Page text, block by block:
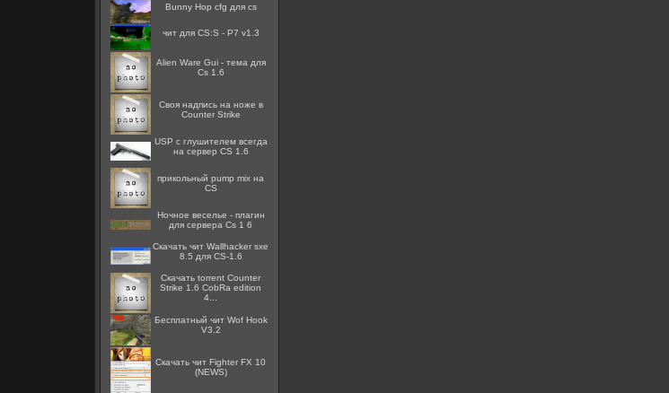
Bunny Hop cfg для cs
чит для CS:S - P7 v1.3
Alien Ware Gui - тема для
Cs 1.6
Cвоя надпись на ноже в
Counter Strike
USP с глушителем всегда
на сервер CS 1.6
прикольный pump mix на
CS
Ночное веселье - плагин
для сервера Cs 1 6
Скачать чит Wallhacker sxe
8.5 для CS-1.6
Скачать torrent Counter
Strike 1.6 CobRa edition
4...
Бесплатный чит Wof Hook
V3.2
Скачать чит Fighter FX 10
(NEWS)